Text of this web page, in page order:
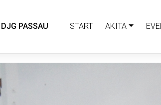
DJG PASSAU START AKITA